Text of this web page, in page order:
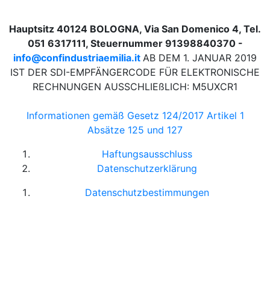
Hauptsitz 40124 BOLOGNA, Via San Domenico 4, Tel.
051 6317111, Steuernummer 91398840370 -
info@confindustriaemilia.it AB DEM 1. JANUAR 2019
IST DER SDI-EMPFÄNGERCODE FÜR ELEKTRONISCHE
RECHNUNGEN AUSSCHLIEßLICH: M5UXCR1
Informationen gemäß Gesetz 124/2017 Artikel 1
Absätze 125 und 127
Haftungsausschluss
Datenschutzerklärung
Datenschutzbestimmungen